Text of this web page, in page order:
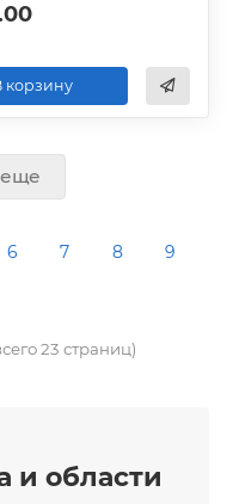
корзину
еще
6 7 8 9
23 страниц)
и области